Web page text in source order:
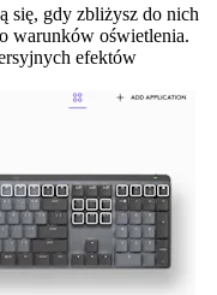
się, gdy zbliżysz do nich
warunków oświetlenia.
efektów